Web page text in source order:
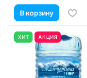
В корзину
ХИТ АКЦИЯ